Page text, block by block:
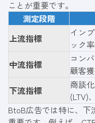
ことが重要です。
測定段階
上流指標
イン
ック
中流指標
コン
顧客
下流指標
商談
(LTV)
BtoB広告では特に、